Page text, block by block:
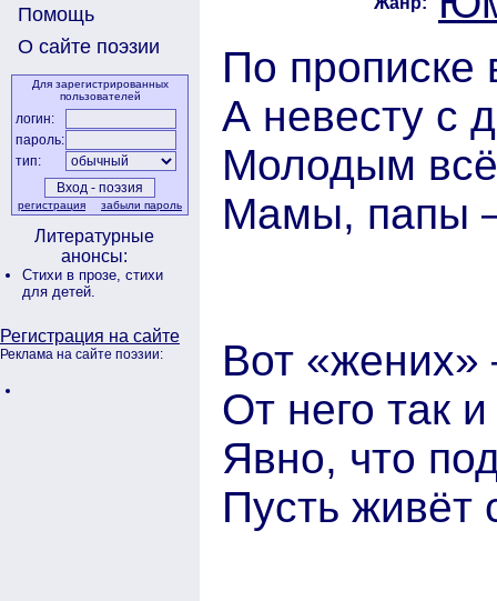
Помощь
О сайте поэзии
Для зарегистрированных
пользователей
логин:
пароль:
тип:
регистрация забыли пароль
Литературные
анонсы:
Стихи в прозе, стихи
для детей.
Регистрация на сайте
Реклама на сайте поэзии:
По
А невесту с
Молодым
Мамы, папы
Вот «жених»
От него так
Явно, что
Пусть живёт